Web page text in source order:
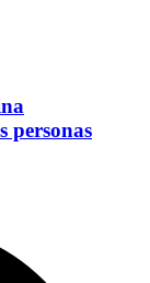
personas